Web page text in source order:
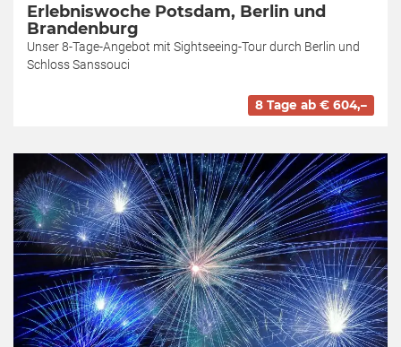
Erlebniswoche Potsdam, Berlin und
Brandenburg
Unser 8-Tage-Angebot mit Sightseeing-Tour durch Berlin und
Schloss Sanssouci
8 Tage ab € 604,–